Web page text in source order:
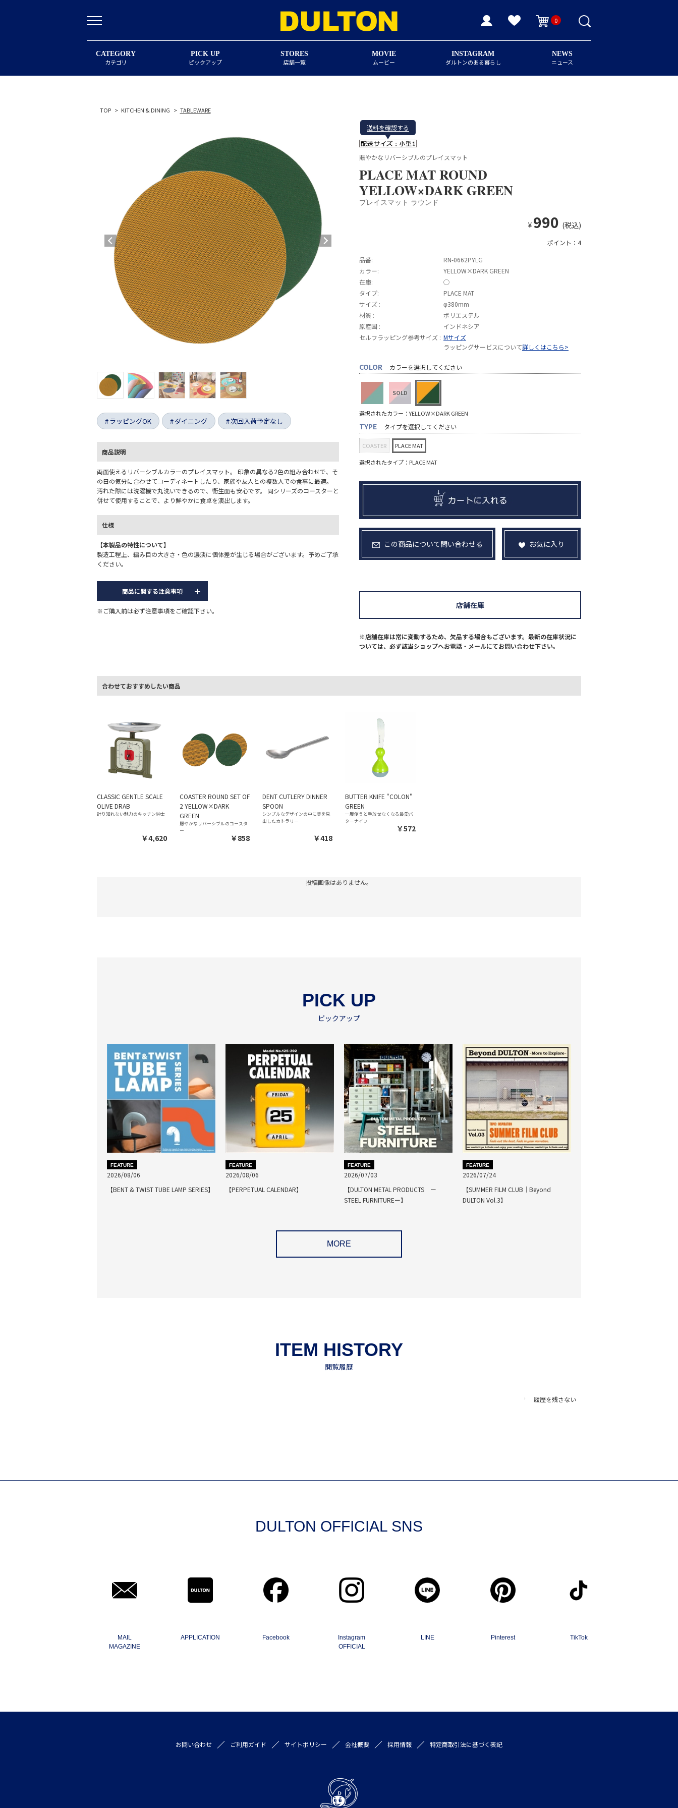
0
CATEGORY
カテゴリ
PICK UP
ピックアップ
STORES
店舗一覧
MOVIE
ムービー
INSTAGRAM
ダルトンのある暮らし
NEWS
ニュース
TOP > KITCHEN & DINING > TABLEWARE
ラッピングOK ダイニング 次回入荷予定なし
商品説明
両面使えるリバーシブルカラーのプレイスマット。 印象の異なる2色の組み合わせで、そ
の日の気分に合わせてコーディネートしたり、家族や友人との複数人での食事に最適。
汚れた際には洗濯機で丸洗いできるので、衛生面も安心です。 同シリーズのコースターと
併せて使用することで、より鮮やかに食卓を演出します。
仕様
【本製品の特性について】
製造工程上、編み目の大きさ・色の濃淡に個体差が生じる場合がございます。予めご了承
ください。
商品に関する注意事項
※ご購入前は必ず注意事項をご確認下さい。
送料を確認する
賑やかなリバーシブルのプレイスマット
PLACE MAT ROUND
YELLOW×DARK GREEN
プレイスマット ラウンド
¥ 990 (税込)
ポイント：4
品番:
RN-0662PYLG
カラー:
YELLOW×DARK GREEN
在庫:
◯
タイプ:
PLACE MAT
サイズ :
φ380mm
材質 :
ポリエステル
原産国 :
インドネシア
セルフラッピング参考サイズ : Mサイズ
ラッピングサービスについて詳しくはこちら>
COLOR カラーを選択してください
選択されたカラー：YELLOW×DARK GREEN
TYPE タイプを選択してください
COASTER PLACE MAT
選択されたタイプ：PLACE MAT
この商品について問い合わせる お気に入り
※店舗在庫は常に変動するため、欠品する場合もございます。最新の在庫状況に
ついては、必ず該当ショップへお電話・メールにてお問い合わせ下さい。
店舗在庫
合わせておすすめしたい商品
CLASSIC GENTLE SCALE
OLIVE DRAB
計り知れない魅力のキッチン紳士
￥4,620
COASTER ROUND SET OF
2 YELLOW×DARK
GREEN
賑やかなリバーシブルのコースタ
ー
￥858
DENT CUTLERY DINNER
SPOON
シンプルなデザインの中に美を見
出したカトラリー
￥418
BUTTER KNIFE "COLON"
GREEN
一度使うと手放せなくなる最愛バ
ターナイフ
￥572
投稿画像はありません。
PICK UP
ピックアップ
FEATURE
2026/08/06
【BENT & TWIST TUBE LAMP SERIES】
FEATURE
2026/08/06
【PERPETUAL CALENDAR】
FEATURE
2026/07/03
【DULTON METAL PRODUCTS ー
STEEL FURNITUREー】
FEATURE
2026/07/24
【SUMMER FILM CLUB｜Beyond
DULTON Vol.3】
MORE
履歴を残さない
DULTON OFFICIAL SNS
MAIL
MAGAZINE
APPLICATION Facebook
Instagram
OFFICIAL
LINE Pinterest TikTok
お問い合わせ ご利用ガイド サイトポリシー 会社概要 採用情報 特定商取引法に基づく表記